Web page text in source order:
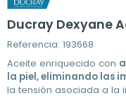
Ducray Dexyane
Referencia: 193668
Aceite enriquecido con
la piel, eliminando las
la tensión asociada a la